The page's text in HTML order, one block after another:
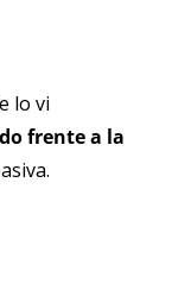
lo vi
frente a la